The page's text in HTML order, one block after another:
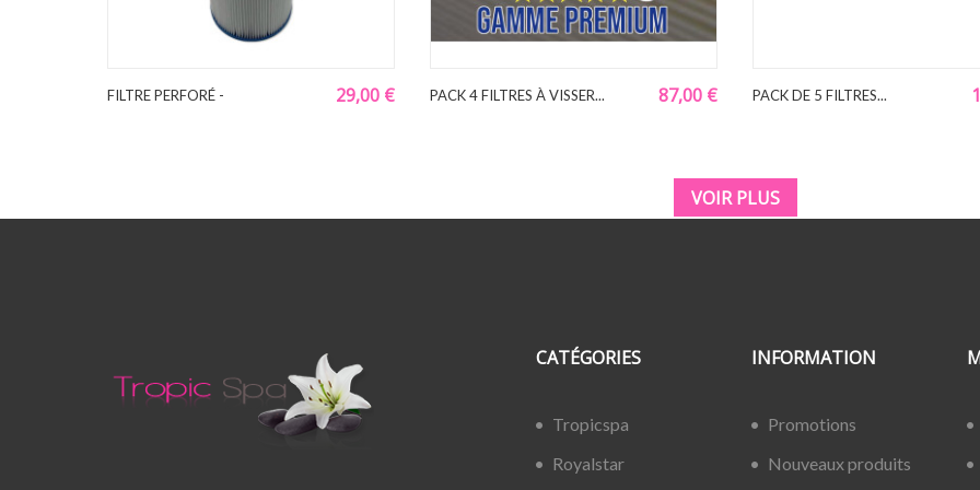
FILTRE PERFORÉ - 29,00 € PACK 4 FILTRES À VISSER... 87,00 € PACK DE 5 FILTRES...
VOIR PLUS
CATÉGORIES
Tropicspa
Royalstar
INFORMATION
Promotions
Nouveaux produits